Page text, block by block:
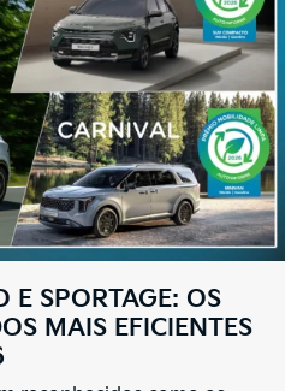
E SPORTAGE: OS
MAIS EFICIENTES